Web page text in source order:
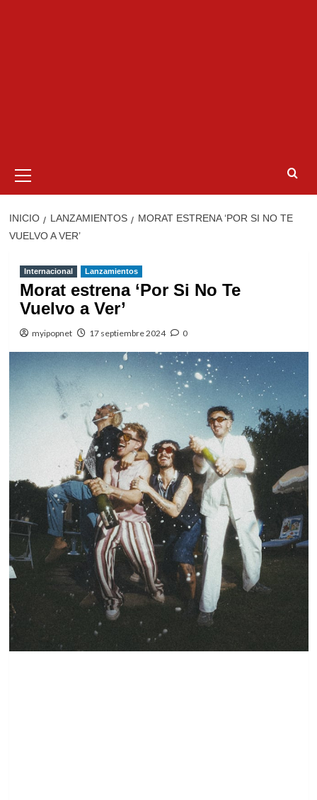
primario
INICIO LANZAMIENTOS
MORAT ESTRENA ‘POR SI NO TE
VUELVO A VER’
Internacional Lanzamientos
Morat estrena ‘Por Si No Te
Vuelvo a Ver’
myipopnet 17 septiembre 2024 0